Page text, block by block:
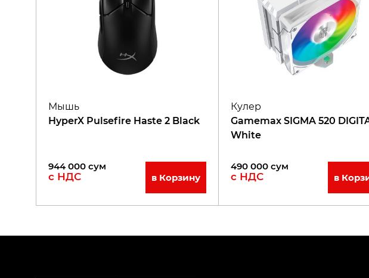
Мышь
HyperX Pulsefire Haste 2 Black
944 000 сум
с НДС в Корзину
Кулер
Gamemax SIGMA 520
White
490 000 сум
с НДС в